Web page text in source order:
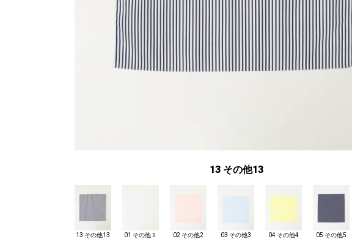
13 その他13
13 その他13 01 その他１ 02 その他2 03 その他3 04 その他4 05 その他5